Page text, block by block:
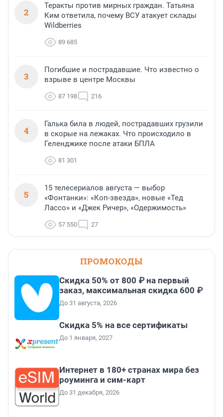
2
Теракты против мирных граждан. Татьяна
Ким ответила, почему ВСУ атакует склады
Wildberries
89 685
3
Погибшие и пострадавшие. Что известно о
взрыве в центре Москвы
87 198 216
4
Галька била в людей, пострадавших грузили
в скорые на лежаках. Что происходило в
Геленджике после атаки БПЛА
81 301
5
15 телесериалов августа — выбор
«Фонтанки»: «Коп-звезда», новые «Тед
Лассо» и «Джек Ричер», «Одержимость»
57 550 27
ПРОМОКОДЫ
Скидка 50% от 800 ₽ на первый
заказ, максимальная скидка 600 ₽
До 31 августа, 2026
Скидка 5% на все сертификаты
До 1 января, 2027
Интернет в 180+ странах мира без
роуминга и сим-карт
До 31 декабря, 2026